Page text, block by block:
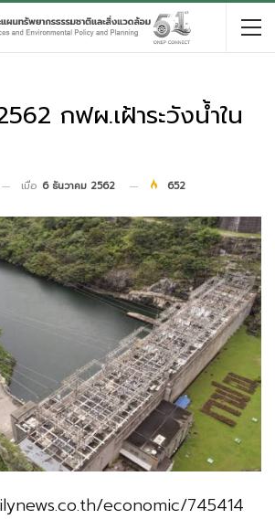
กฟผ.เฝ้าระวังน้ำใน
เมื่อ 6 ธันวาคม 2562 652
economic/745414